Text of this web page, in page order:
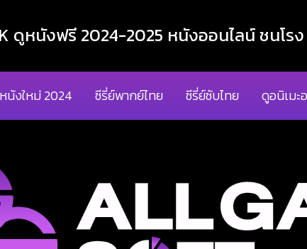
ดูหนังฟรี 2024-2025 หนังออนไลน์ ชนโร
นังใหม่ 2024 ซีรี่ย์พากย์ไทย ซีรี่ย์ซับไทย ดูอนิเมะ